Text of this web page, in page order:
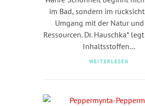
im Bad, sondern im
Umgang mit der Natur
Ressourcen. Dr. Hauschka*
Inhaltsstoffen…
WEITERLESEN